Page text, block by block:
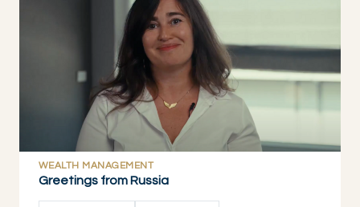
WEALTH MANAGEMENT
Greetings from Russia